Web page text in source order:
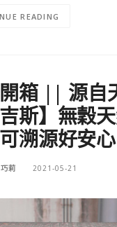
READING
箱 || 源自
斯】無穀
溯源好安心
巧莉 2021-05-21